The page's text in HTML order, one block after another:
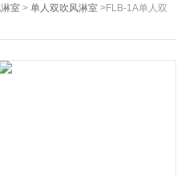
淋室 >单人双吹风淋室 >FLB-1A单人双